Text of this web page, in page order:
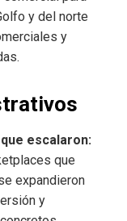
y del norte
y
escalaron:
que
expandieron
y